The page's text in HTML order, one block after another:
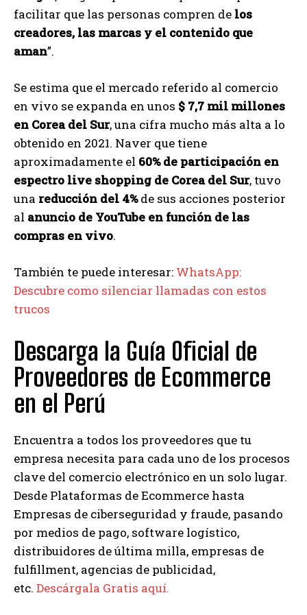
facilitar que las personas compren de los
creadores, las marcas y el contenido que
aman”.
Se estima que el mercado referido al comercio
en vivo se expanda en unos $ 7,7 mil millones
en Corea del Sur, una cifra mucho más alta a lo
obtenido en 2021. Naver que tiene
aproximadamente el 60% de participación en
espectro live shopping de Corea del Sur, tuvo
una reducción del 4%de sus acciones posterior
al anuncio de YouTube en función de las
compras en vivo.
También te puede interesar: WhatsApp:
Descubre como silenciar llamadas con estos
trucos
Descarga la Guía Oficial de
Proveedores de Ecommerce
en el Perú
Encuentra a todos los proveedores que tu
empresa necesita para cada uno de los procesos
clave del comercio electrónico en un solo lugar.
Desde Plataformas de Ecommerce hasta
Empresas de ciberseguridad y fraude, pasando
por medios de pago, software logístico,
distribuidores de última milla, empresas de
fulfillment, agencias de publicidad,
etc. Descárgala Gratis aquí.